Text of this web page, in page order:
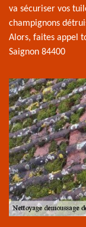
va sécuriser vos
champignons
Alors, faites appel
Saignon 84400